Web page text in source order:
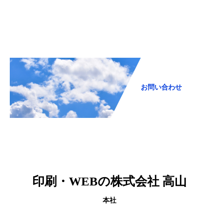
お問い合わせ
印刷・WEBの株式会社 高山
本社